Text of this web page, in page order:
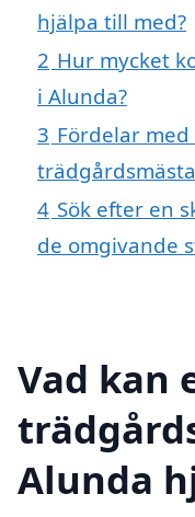
hjälpa till med?
2 Hur mycket
i Alunda?
3 Fördelar
4 Sök efter en
de omgivande
Vad kan
Alunda